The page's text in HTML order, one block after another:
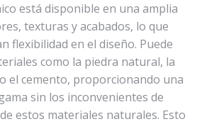
está disponible en una amplia
texturas y acabados, lo que
flexibilidad en el diseño. Puede
como la piedra natural, la
el cemento, proporcionando una
sin los inconvenientes de
estos materiales naturales. Esto